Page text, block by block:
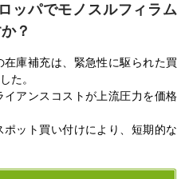
ッパでモノスルフィラム
？
庫補充は、緊急性に駆られた買
た。
アンスコストが上流圧力を価格
ット買い付けにより、短期的な